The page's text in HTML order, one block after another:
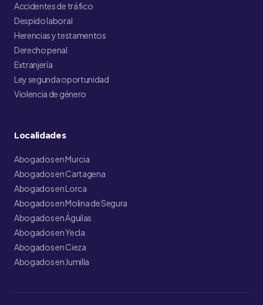
Accidentes de tráfico
Despido laboral
Herencias y testamentos
Derecho penal
Extranjería
Ley segunda oportunidad
Violencia de género
Localidades
Abogados en Murcia
Abogados en Cartagena
Abogados en Lorca
Abogados en Molina de Segura
Abogados en Águilas
Abogados en Yecla
Abogados en Cieza
Abogados en Jumilla